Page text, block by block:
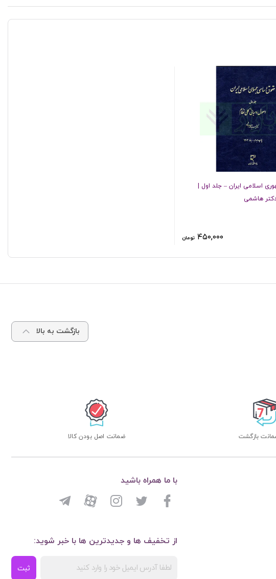
اسلامی ایران – جلد اول |
هاشمی
۴۵۰,۰۰۰ تومان
بازگشت به بالا
ضمانت اصل بودن کالا
از تخفیف ها و جدیدترین ها با خبر شوید:
ثبت
با ما همراه باشید